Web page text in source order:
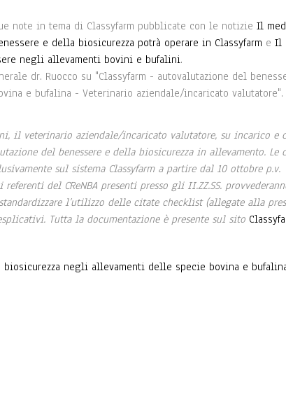
note in tema di Classyfarm pubblicate con le notizie Il
e della biosicurezza potrà operare in Classyfarm e Il
negli allevamenti bovini e bufalini.
dr. Ruocco su "Classyfarm - autovalutazione del
e bufalina - Veterinario aziendale/incaricato valutatore".
il veterinario aziendale/incaricato valutatore, su incarico e
del benessere e della biosicurezza in allevamento. Le
sul sistema Classyfarm a partire dal 10 ottobre p.v.
del CReNBA presenti presso gli II.ZZ.SS.
l’utilizzo delle citate checklist (allegate alla
Tutta la documentazione è presente sul sito
biosicurezza negli allevamenti delle specie bovina e